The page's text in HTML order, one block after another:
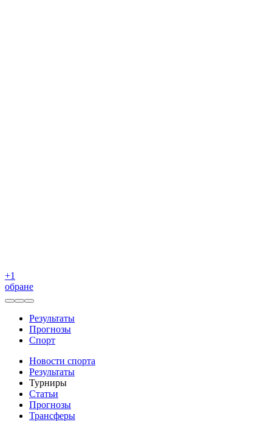
+1
обране
Результаты
Прогнозы
Спорт
Новости спорта
Результаты
Турниры
Статьи
Прогнозы
Трансферы